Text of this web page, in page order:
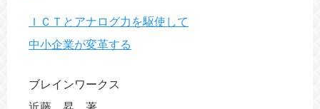
ＩＣＴとアナログ力を駆使して
中小企業が変革する
ブレインワークス